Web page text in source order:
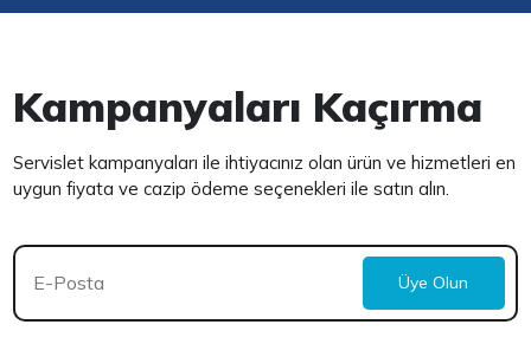
Kampanyaları Kaçırma
Servislet kampanyaları ile ihtiyacınız olan ürün ve hizmetleri en
uygun fiyata ve cazip ödeme seçenekleri ile satın alın.
Üye Olun